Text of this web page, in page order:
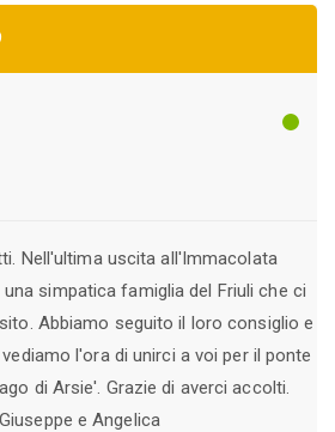
Nell'ultima uscita all'Immacolata
simpatica famiglia del Friuli che ci
Abbiamo seguito il loro consiglio e
l'ora di unirci a voi per il ponte
di Arsie'. Grazie di averci accolti.
e Angelica